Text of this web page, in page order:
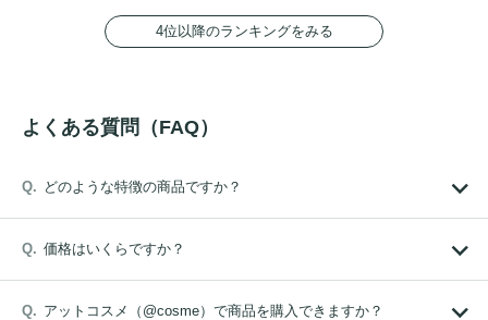
4位以降のランキングをみる
よくある質問（FAQ）
どのような特徴の商品ですか？
価格はいくらですか？
アットコスメ（@cosme）で商品を購入できますか？